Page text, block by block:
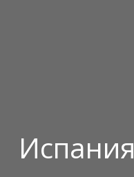
Испания